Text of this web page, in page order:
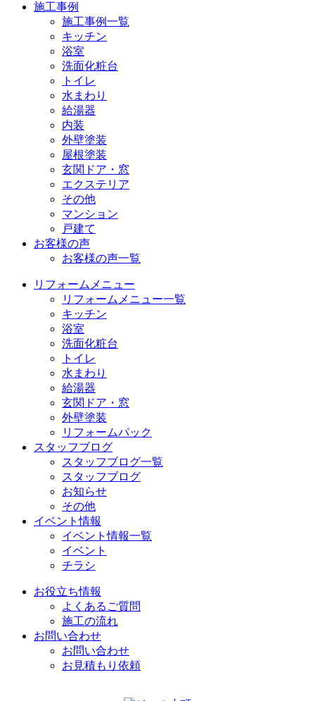
施工事例
施工事例一覧
キッチン
浴室
洗面化粧台
トイレ
水まわり
給湯器
内装
外壁塗装
屋根塗装
玄関ドア・窓
エクステリア
その他
マンション
戸建て
お客様の声
お客様の声一覧
リフォームメニュー
リフォームメニュー一覧
キッチン
浴室
洗面化粧台
トイレ
水まわり
給湯器
玄関ドア・窓
外壁塗装
リフォームパック
スタッフブログ
スタッフブログ一覧
スタッフブログ
お知らせ
その他
イベント情報
イベント情報一覧
イベント
チラシ
お役立ち情報
よくあるご質問
施工の流れ
お問い合わせ
お問い合わせ
お見積もり依頼